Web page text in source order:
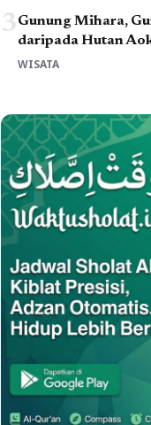
3Gunung Mihara,
daripada Hutan
WISATA